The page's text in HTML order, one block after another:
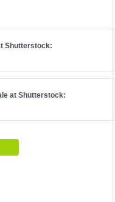
Shutterstock:
at Shutterstock: